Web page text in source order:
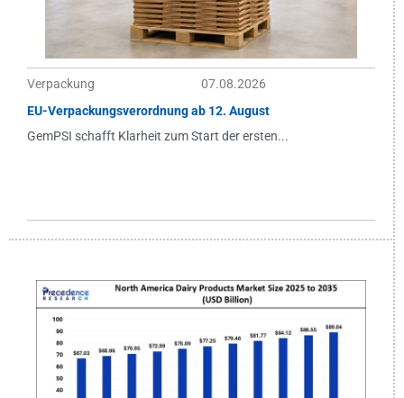
Verpackung
07.08.2026
EU-Verpackungsverordnung ab 12. August
GemPSI schafft Klarheit zum Start der ersten...